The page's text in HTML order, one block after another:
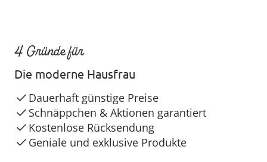
4 Gründe für
Die moderne Hausfrau
Dauerhaft günstige Preise
Schnäppchen & Aktionen garantiert
Kostenlose Rücksendung
Geniale und exklusive Produkte